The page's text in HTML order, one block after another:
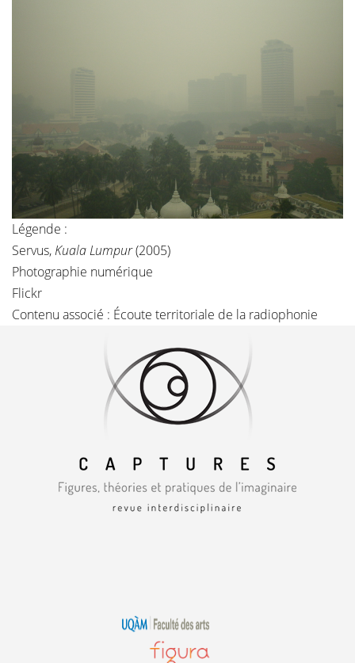
Légende :
Servus,Kuala Lumpur(2005)
Photographie numérique
Flickr
Contenu associé : Écoute territoriale de la radiophonie